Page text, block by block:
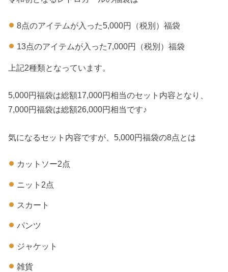
8点のアイテムが入った5,000円（税別）福袋
13点のアイテムが入った7,000円（税別）福袋
上記2種類となっています。
5,000円福袋は総額17,000円相当のセット内容となり、
7,000円福袋は総額26,000円相当です♪
気になるセット内容ですが、5,000円福袋の8点とは
カットソー2点
ニット2点
スカート
パンツ
ジャケット
雑貨